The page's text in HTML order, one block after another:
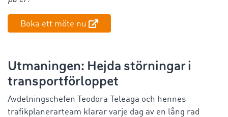
Boka ett möte nu
Utmaningen: Hejda störningar i
transportförloppet
Avdelningschefen Teodora Teleaga och hennes
trafikplanerarteam klarar varje dag av en lång rad